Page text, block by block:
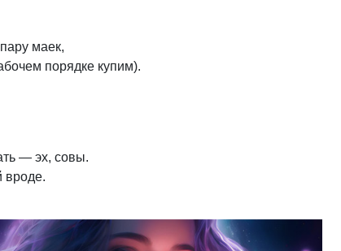
маек,
порядке купим).
— эх, совы.
вроде.